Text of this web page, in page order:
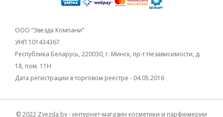
ООО “Звезда Компани”
УНП 101434367
Республика Беларусь, 220030, г. Минск, пр-т Независимости, д.
18, пом. 11Н
Дата регистрации в торговом реестре - 04.05.2016
© 2022 Zvezda.by - интернет-магазин косметики и парфюмерии